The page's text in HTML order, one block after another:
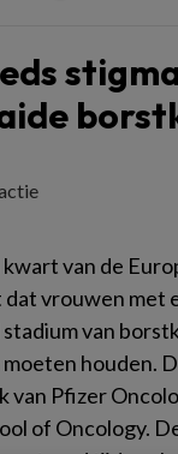
van de
vrouwen met
van
houden.
van Pfizer
of Oncology.